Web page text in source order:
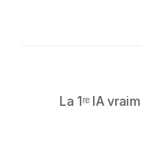
La 1ʳᵉ IA